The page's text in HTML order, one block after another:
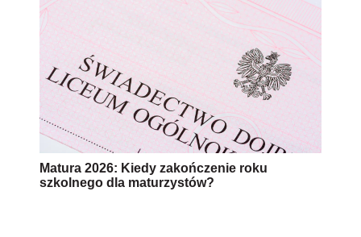
Matura 2026: Kiedy zakończenie roku
szkolnego dla maturzystów?